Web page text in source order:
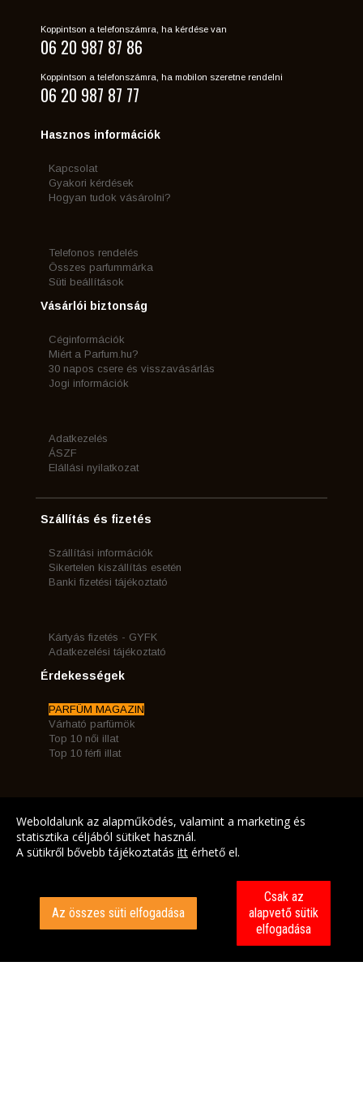
Koppintson a telefonszámra, ha kérdése van
06 20 987 87 86
Koppintson a telefonszámra, ha mobilon szeretne rendelni
06 20 987 87 77
Hasznos információk
Kapcsolat
Gyakori kérdések
Hogyan tudok vásárolni?
Telefonos rendelés
Összes parfummárka
Süti beállítások
Vásárlói biztonság
Céginformációk
Miért a Parfum.hu?
30 napos csere és visszavásárlás
Jogi információk
Adatkezelés
ÁSZF
Elállási nyilatkozat
Szállítás és fizetés
Szállítási információk
Sikertelen kiszállítás esetén
Banki fizetési tájékoztató
Kártyás fizetés - GYFK
Adatkezelési tájékoztató
Érdekességek
PARFÜM MAGAZIN
Várható parfümök
Top 10 női illat
Top 10 férfi illat
Instagram
Névnap ajánló
Illatcsaládok
Árukereső.hu
Weboldalunk az alapműködés, valamint a marketing és
statisztika céljából sütiket használ.
A sütikről bővebb tájékoztatás itt érhető el.
Az összes süti elfogadása
Csak az
alapvető sütik
elfogadása